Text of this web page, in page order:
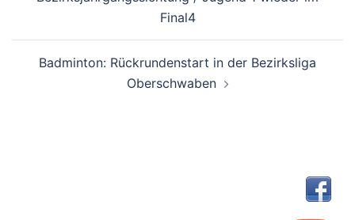
Final4
Badminton: Rückrundenstart in der Bezirksliga
Oberschwaben